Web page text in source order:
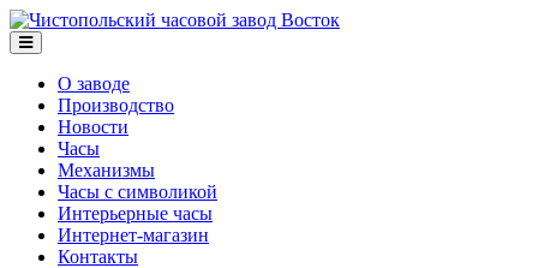
О заводе
Производство
Новости
Часы
Механизмы
Часы с символикой
Интерьерные часы
Интернет-магазин
Контакты